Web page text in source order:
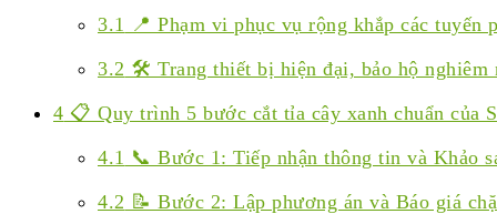
3.1
📍 Phạm vi phục vụ rộng khắp các tuyến
3.2 🛠️ Trang thiết bị hiện đại, bảo hộ nghiêm
4 📋 Quy trình 5 bước cắt tỉa cây xanh chuẩn của
4.1 📞 Bước 1: Tiếp nhận thông tin và Khảo
4.2 📝 Bước 2: Lập phương án và Báo giá